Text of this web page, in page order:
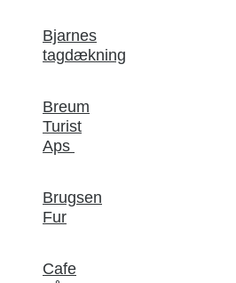
Bjarnes
tagdækning
Breum
Turist
Aps
Brugsen
Fur
Cafe